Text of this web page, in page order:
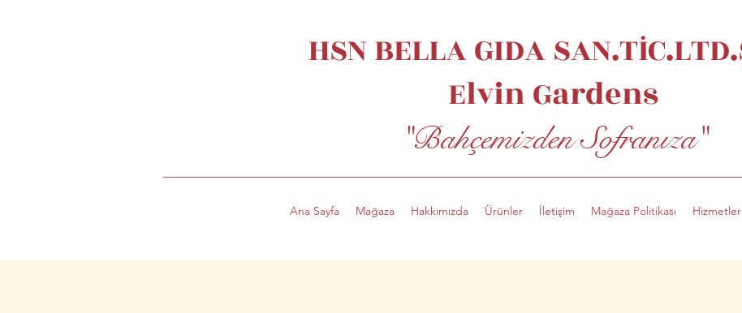
HSN BELLA GIDA
ElvinGardens
"Bahçemizden Sofranıza"
Ana Sayfa Mağaza Hakkımızda Ürünler İletişim Mağaza Politikası Hizmetler